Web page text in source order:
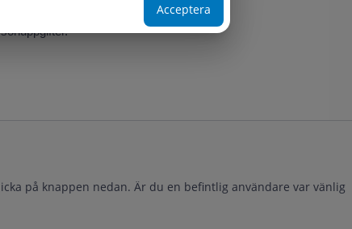
på knappen nedan. Är du en befintlig användare var vänlig
Acceptera